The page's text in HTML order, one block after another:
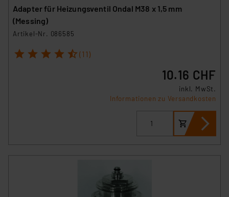
Adapter für Heizungsventil Ondal M38 x 1,5 mm
(Messing)
Artikel-Nr. 086585
1 2 3 4 5 (11)
10.16 CHF
inkl. MwSt.
Informationen zu Versandkosten